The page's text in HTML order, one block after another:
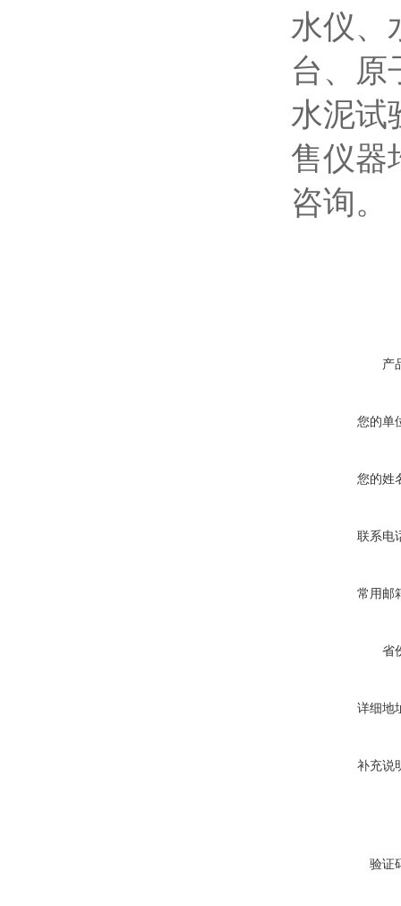
水仪、
台、原
水泥试
售仪器
咨询。
产
您的单
您的姓
联系电
常用邮
省
详细地
补充说
验证